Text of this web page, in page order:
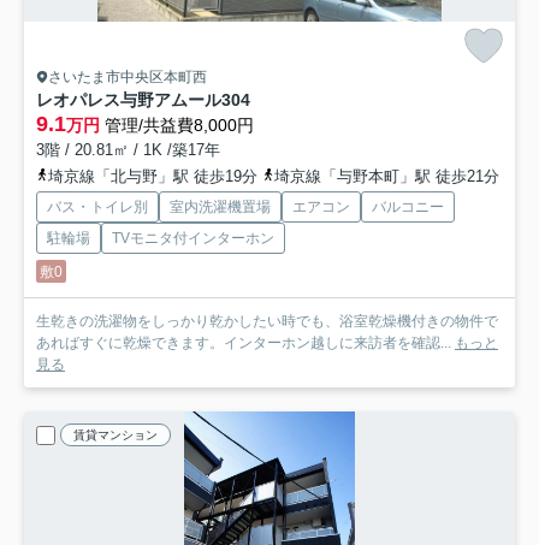
さいたま市中央区本町西
レオパレス与野アムール304
9.1万円 管理/共益費8,000円
3階 / 20.81㎡ / 1K /築17年
埼京線「北与野」駅 徒歩19分
埼京線「与野本町」駅 徒歩21分
バス・トイレ別 室内洗濯機置場 エアコン
バルコニー
駐輪場
TVモニタ付インターホン
敷0
生乾きの洗濯物をしっかり乾かしたい時でも、浴室乾燥機付きの物件で
あればすぐに乾燥できます。インターホン越しに来訪者を確認... もっと
見る
賃貸マンション